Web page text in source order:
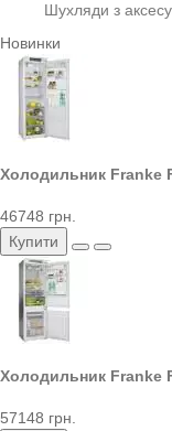
Шухляди з
Новинки
Холодильник Franke
46748 грн.
Купити
Холодильник Franke
57148 грн.